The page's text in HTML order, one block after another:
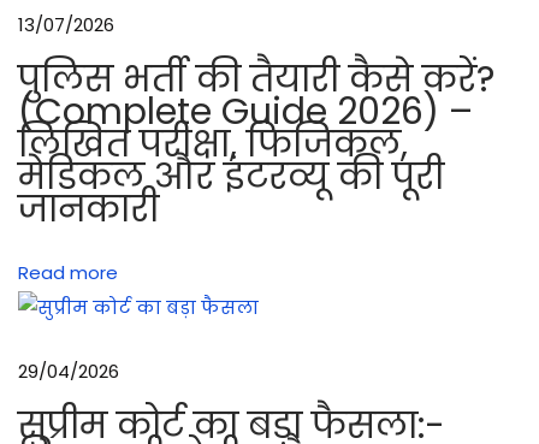
ने
ह
ज़ा
र
पु
स
वा
ल
गे
13/07/2026
पुलिस भर्ती की तैयारी कैसे करें?
(Complete Guide 2026) –
लिखित परीक्षा, फिजिकल,
मेडिकल और इंटरव्यू की पूरी
जानकारी
Read more
29/04/2026
सुप्रीम कोर्ट का बड़ा फैसला:-